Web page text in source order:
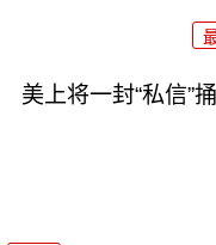
美上将一封“私信”